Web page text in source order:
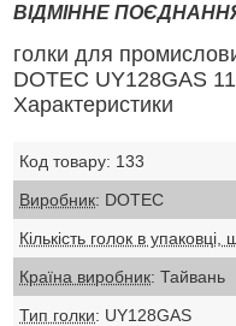
ВІДМІННЕ
голки для
DOTEC UY128GAS
Характеристики
Код товару: 133
Виробник: DOTEC
Кількість голок в упаковці,
Країна виробник: Тайвань
Тип голки: UY128GAS